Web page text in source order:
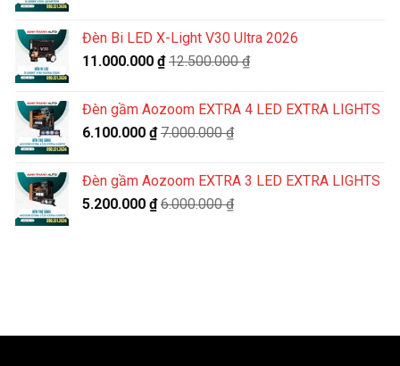
Đèn Bi LED X-Light V30 Ultra 2026
11.000.000 ₫ 12.500.000₫
Đèn gầm Aozoom EXTRA 4 LED EXTRA LIGHTS
6.100.000 ₫ 7.000.000₫
Đèn gầm Aozoom EXTRA 3 LED EXTRA LIGHTS
5.200.000 ₫ 6.000.000₫